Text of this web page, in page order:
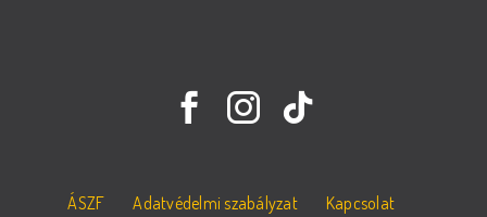
ÁSZF Adatvédelmi szabályzat Kapcsolat